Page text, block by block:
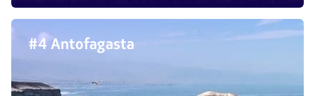
#4 Antofagasta